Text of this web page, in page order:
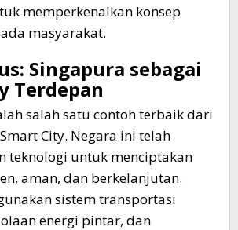
memperkenalkan konsep
masyarakat.
Singapura sebagai
Terdepan
salah satu contoh terbaik dari
City. Negara ini telah
teknologi untuk menciptakan
aman, dan berkelanjutan.
sistem transportasi
energi pintar, dan